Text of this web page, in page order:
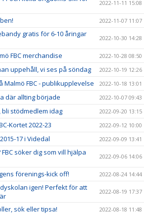
2022-11-11 15:08
2022-11-07 11:07
gratis för 6-10 åringar
2022-10-30 14:28
FBC merchandise 2022-10-28 08:50
uppehåll, vi ses på söndag 2022-10-19 12:26
Malmö FBC - publikupplevelse 2022-10-18 13:01
där allting började 2022-10-07 09:43
bli stödmedlem idag 2022-09-20 13:15
Kortet 2022-23 2022-09-12 10:00
17 i Videdal 2022-09-09 13:41
söker dig som vill hjälpa
2022-09-06 14:06
förenings-kick off! 2022-08-24 14:44
igen! Perfekt för att
2022-08-19 17:37
sök eller tipsa! 2022-08-18 11:48